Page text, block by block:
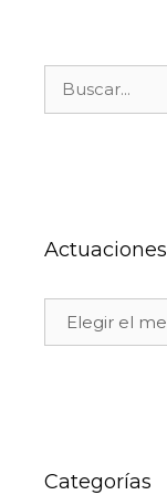
Actuaciones
Categorías